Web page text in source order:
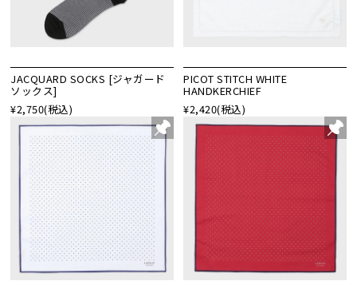
JACQUARD SOCKS [ジャガード
ソックス]
¥2,750(税込)
PICOT STITCH WHITE
HANDKERCHIEF
¥2,420(税込)